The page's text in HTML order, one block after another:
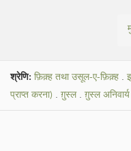
श्रेणि: फ़िक़्ह तथा उसूल-ए-फ़िक़्ह .
प्राप्त करना) . ग़ुस्ल. ग़ुस्ल